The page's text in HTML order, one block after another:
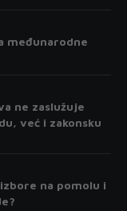
međunarodne
ne zaslužuje
već i zakonsku
na pomolu i